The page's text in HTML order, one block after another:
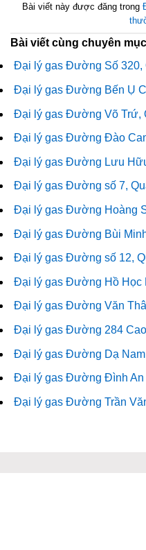
Bài viết này được đăng trong
Bài viết cùng chuyên mục
Đại lý gas Đường Số 320,
Đại lý gas Đường Bến Ụ
Đại lý gas Đường Võ Trứ,
Đại lý gas Đường Đào
Đại lý gas Đường Lưu
Đại lý gas Đường số 7,
Đại lý gas Đường Hoàng
Đại lý gas Đường Bùi
Đại lý gas Đường số 12,
Đại lý gas Đường Hồ Học
Đại lý gas Đường Văn
Đại lý gas Đường 284
Đại lý gas Đường Dạ
Đại lý gas Đường Đình An
Đại lý gas Đường Trần